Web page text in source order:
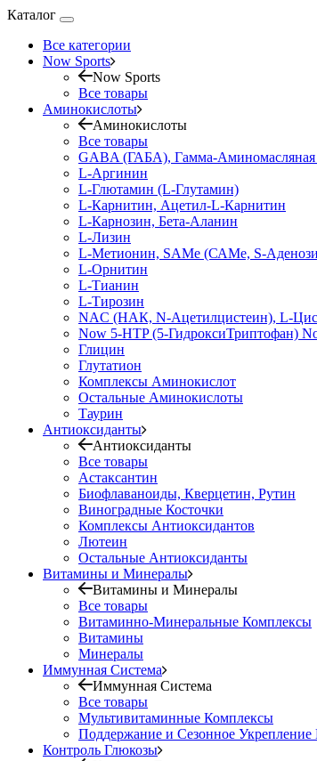
Каталог
Все категории
Now Sports
Now Sports
Все товары
Аминокислоты
Аминокислоты
Все товары
GABA (ГАБА), Гамма-Аминомасляная
L-Аргинин
L-Глютамин (L-Глутамин)
L-Карнитин, Ацетил-L-Карнитин
L-Карнозин, Бета-Аланин
L-Лизин
L-Метионин, SAMe (САМе, S-
L-Орнитин
L-Тианин
L-Тирозин
NAC (НАК, N-Ацетилцистеин), L-
Now 5-HTP (5-ГидроксиТриптофан)
Глицин
Глутатион
Комплексы Аминокислот
Остальные Аминокислоты
Таурин
Антиоксиданты
Антиоксиданты
Все товары
Астаксантин
Биофлаваноиды, Кверцетин, Рутин
Виноградные Косточки
Комплексы Антиоксидантов
Лютеин
Остальные Антиоксиданты
Витамины и Минералы
Витамины и Минералы
Все товары
Витаминно-Минеральные Комплексы
Витамины
Минералы
Иммунная Система
Иммунная Система
Все товары
Мультивитаминные Комплексы
Поддержание и Сезонное Укрепление
Контроль Глюкозы